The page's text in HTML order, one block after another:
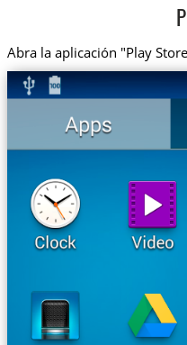
Abra la aplicación "Play